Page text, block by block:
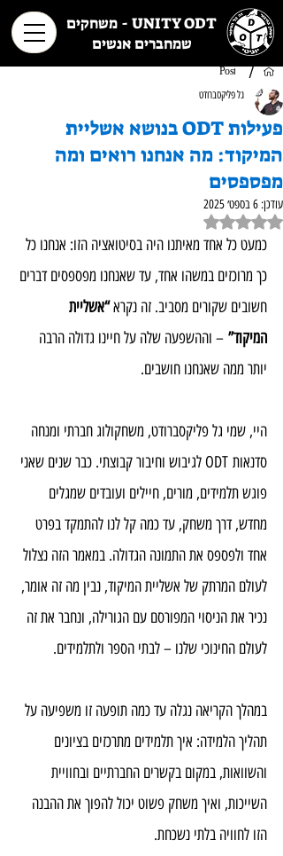
UNITY ODT - משחקים
שמחברים אנשים
/
Post
פעילות ODT בנושא אשליית
המיקוד: מה אנחנו רואים ומה
מפספסים
גל פליקסברודט
עודכן: 6 בספט׳ 2025
דירוג של NaN מתוך 5 כוכבים
כמעט כל אחד מאיתנו היה בסיטואציה הזו: אנחנו כל
כך מרוכזים במשהו אחד, עד שאנחנו מפספסים דברים
חשובים שקורים מסביב. זה נקרא “אשליית
המיקוד” – וההשפעה שלה על חיינו גדולה הרבה
יותר ממה שאנחנו חושבים.
היי, שמי גל פליקסברודט, משחקולוג חברתי ומנחה
סדנאות ODT לגיבוש וחיבור קבוצתי. כבר שנים שאני
פוגש תלמידים, מורים, חיילים ועובדים שמגלים
מחדש, דרך משחק, עד כמה קל לנו להתמקד בפרט
אחד ולפספס את התמונה הגדולה. במאמר הזה נצלול
לעולם המרתק של אשליית המיקוד, נבין מה זה אומר,
נכיר את הניסוי המפורסם עם הגורילה, ונחבר את זה
לעולם החינוכי שלנו – לבתי הספר ולתלמידים.
במהלך הקריאה נגלה עד כמה תופעה זו משפיעה על
תהליך הלמידה: איך תלמידים מתרכזים בציונים
והשוואות, במקום בקשרים החברתיים ובחוויית
השייכות, ואיך משחק פשוט יכול להפוך את ההבנה
הזו לחוויה בלתי נשכחת.